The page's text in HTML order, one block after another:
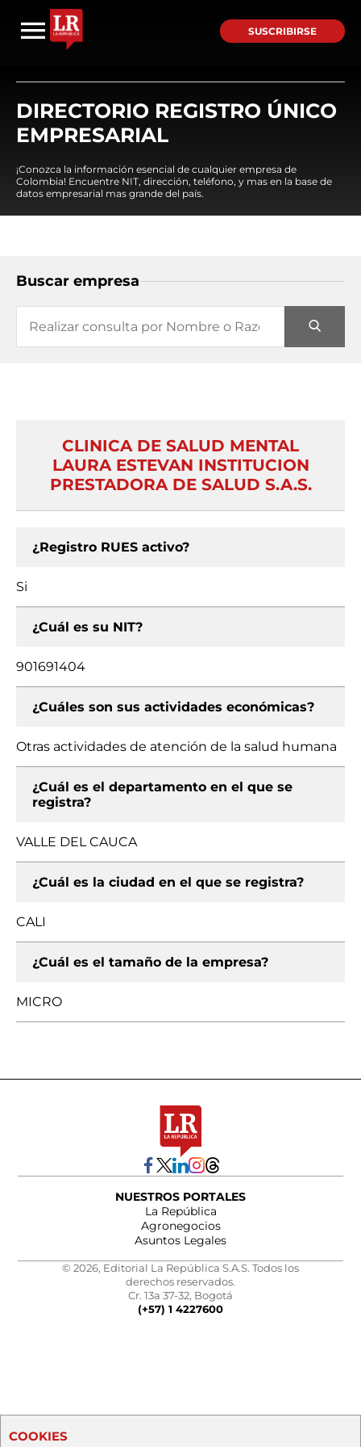
SUSCRIBIRSE
DIRECTORIO REGISTRO ÚNICO
EMPRESARIAL
¡Conozca la información esencial de cualquier empresa de
Colombia! Encuentre NIT, dirección, teléfono, y mas en la base de
datos empresarial mas grande del país.
Buscar empresa
CLINICA DE SALUD MENTAL
LAURA ESTEVAN INSTITUCION
PRESTADORA DE SALUD S.A.S.
¿Registro RUES activo?
Si
¿Cuál es su NIT?
901691404
¿Cuáles son sus actividades económicas?
Otras actividades de atención de la salud humana
¿Cuál es el departamento en el que se
registra?
VALLE DEL CAUCA
¿Cuál es la ciudad en el que se registra?
CALI
¿Cuál es el tamaño de la empresa?
MICRO
NUESTROS PORTALES
La República
Agronegocios
Asuntos Legales
© 2026, Editorial La República S.A.S. Todos los
derechos reservados.
Cr. 13a 37-32, Bogotá
(+57) 1 4227600
COOKIES